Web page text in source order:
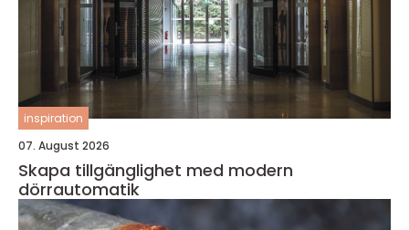
inspiration
07. August 2026
Skapa tillgänglighet med modern
dörrautomatik